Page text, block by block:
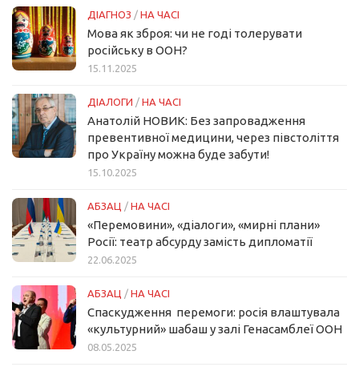
ДІАГНОЗ / НА ЧАСІ
Мова як зброя: чи не годі толерувати
російську в ООН?
15.11.2025
ДІАЛОГИ / НА ЧАСІ
Анатолій НОВИК: Без запровадження
превентивної медицини, через півстоліття
про Україну можна буде забути!
15.10.2025
АБЗАЦ / НА ЧАСІ
«Перемовини», «діалоги», «мирні плани»
Росії: театр абсурду замість дипломатії
22.06.2025
АБЗАЦ / НА ЧАСІ
Спаскудження перемоги: росія влаштувала
«культурний» шабаш у залі Генасамблеї ООН
08.05.2025